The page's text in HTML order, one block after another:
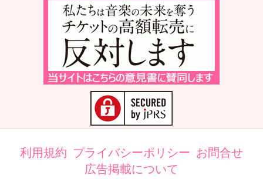
利用規約 プライバシーポリシー お問合せ
広告掲載について